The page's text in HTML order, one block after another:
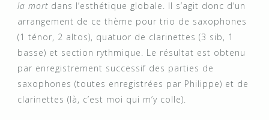
la mort dans l’esthétique globale. Il s’agit donc d’un
arrangement de ce thème pour trio de saxophones
(1 ténor, 2 altos), quatuor de clarinettes (3 sib, 1
basse) et section rythmique. Le résultat est obtenu
par enregistrement successif des parties de
saxophones (toutes enregistrées par Philippe) et de
clarinettes (là, c’est moi qui m’y colle).